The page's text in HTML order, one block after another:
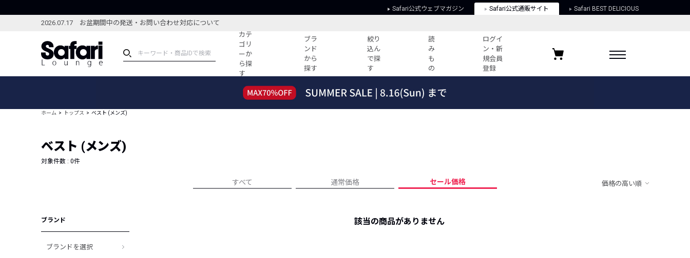
Safari公式ウェブマガジン Safari公式通販サイト Safari BEST DELICIOUS
2026.07.17 お盆期間中の発送・お問い合わせ対応について
カテ
ゴリ
ーか
ら探
す
ブラ
ンド
から
探す
絞り
込ん
で探
す
読
み
も
の
ログイ
ン・新
規会員
登録
ブランドから探す
新着アイテム
編集部のおすすめアイテム
すべての記事
人気記事ランキング
プライバシーポリシー
お気に入りブランド
ホーム トップス ベスト (メンズ)
ベスト (メンズ)
対象件数 : 0件
すべて 通常価格 セール価格 価格の高い順
ブランド
ブランドを選択
該当の商品がありません